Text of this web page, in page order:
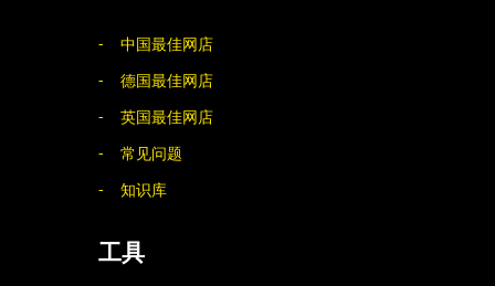
中国最佳网店
德国最佳网店
英国最佳网店
常见问题
知识库
工具